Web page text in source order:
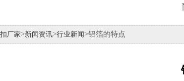
厂家>新闻资讯>行业新闻>铝箔的特点